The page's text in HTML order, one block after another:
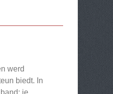
werd
biedt. In
je